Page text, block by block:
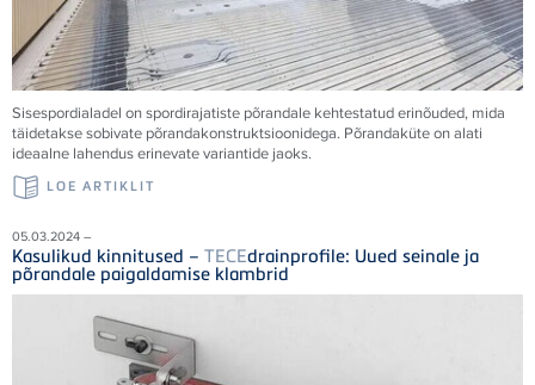
Sisespordialadel on spordirajatiste põrandale kehtestatud erinõuded, mida
täidetakse sobivate põrandakonstruktsioonidega. Põrandaküte on alati
ideaalne lahendus erinevate variantide jaoks.
LOE ARTIKLIT
05.03.2024 –
Kasulikud kinnitused – TECEdrainprofile: Uued seinale ja
põrandale paigaldamise klambrid